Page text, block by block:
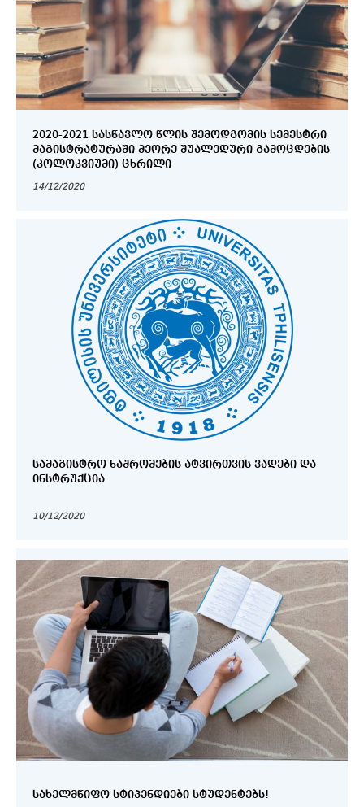
2020-2021 ᲡᲐᲡᲬᲐᲕᲚᲝ ᲬᲚᲘᲡ ᲨᲔᲛᲝᲓᲒᲝᲛᲘᲡ ᲡᲔᲛᲔᲡᲢᲠᲘ
ᲛᲐᲒᲘᲡᲢᲠᲐᲢᲣᲠᲐᲨᲘ ᲛᲔᲝᲠᲔ ᲨᲣᲐᲚᲔᲓᲣᲠᲘ ᲒᲐᲛᲝᲪᲓᲔᲑᲘᲡ
(ᲙᲝᲚᲝᲙᲕᲘᲣᲛᲘ) ᲪᲮᲠᲘᲚᲘ
14/12/2020
ᲡᲐᲛᲐᲒᲘᲡᲢᲠᲝ ᲜᲐᲨᲠᲝᲛᲔᲑᲘᲡ ᲐᲢᲕᲘᲠᲗᲕᲘᲡ ᲕᲐᲓᲔᲑᲘ ᲓᲐ
ᲘᲜᲡᲢᲠᲣᲥᲪᲘᲐ
10/12/2020
ᲡᲐᲮᲔᲚᲛᲬᲘᲤᲝ ᲡᲢᲘᲞᲔᲜᲓᲘᲔᲑᲘ ᲡᲢᲣᲓᲔᲜᲢᲔᲑᲡ!